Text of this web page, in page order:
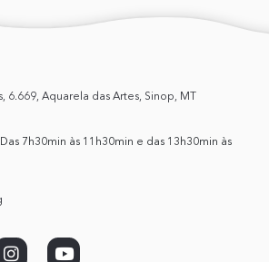
6.669, Aquarela das Artes, Sinop, MT
7h30min às 11h30min e das 13h30min às